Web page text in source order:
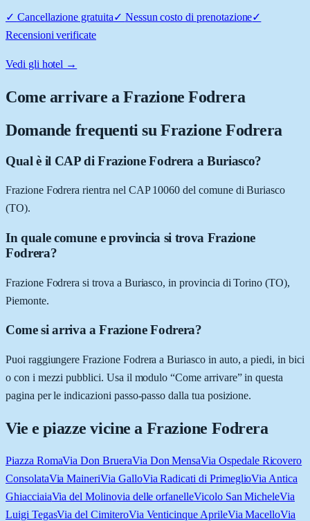
✓ Cancellazione gratuita✓ Nessun costo di prenotazione✓
Recensioni verificate
Vedi gli hotel →
Come arrivare aFrazione Fodrera
Domande frequenti su Frazione Fodrera
Qual è il CAP di Frazione Fodrera a Buriasco?
Frazione Fodrera rientra nel CAP 10060 del comune di Buriasco
(TO).
In quale comune e provincia si trova Frazione
Fodrera?
Frazione Fodrera si trova a Buriasco, in provincia di Torino (TO),
Piemonte.
Come si arriva a Frazione Fodrera?
Puoi raggiungere Frazione Fodrera a Buriasco in auto, a piedi, in bici
o con i mezzi pubblici. Usa il modulo “Come arrivare” in questa
pagina per le indicazioni passo-passo dalla tua posizione.
Vie e piazze vicine a Frazione Fodrera
Piazza RomaVia Don BrueraVia Don MensaVia Ospedale Ricovero
ConsolataVia MaineriVia GalloVia Radicati di PrimeglioVia Antica
GhiacciaiaVia del Molinovia delle orfanelleVicolo San MicheleVia
Luigi TegasVia del CimiteroVia Venticinque AprileVia MacelloVia